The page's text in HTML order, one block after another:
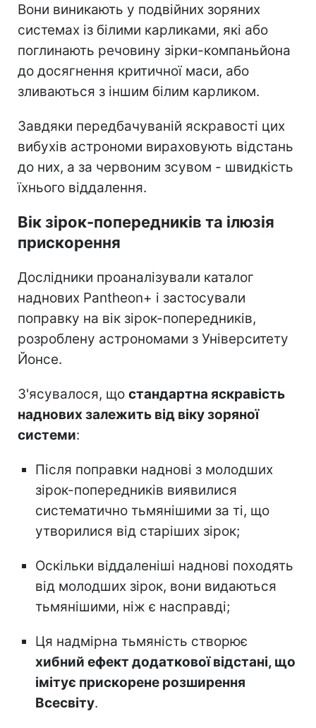
Вони виникають у подвійних зоряних
системах із білими карликами, які або
поглинають речовину зірки-компаньйона
до досягнення критичної маси, або
зливаються з іншим білим карликом.
Завдяки передбачуваній яскравості цих
вибухів астрономи вираховують відстань
до них, а за червоним зсувом - швидкість
їхнього віддалення.
Вік зірок-попередників та ілюзія
прискорення
Дослідники проаналізували каталог
наднових Pantheon+ і застосували
поправку на вік зірок-попередників,
розроблену астрономами з Університету
Йонсе.
З'ясувалося, що стандартна яскравість
наднових залежить від віку зоряної
системи:
Після поправки наднові з молодших
зірок-попередників виявилися
систематично тьмянішими за ті, що
утворилися від старіших зірок;
Оскільки віддаленіші наднові походять
від молодших зірок, вони видаються
тьмянішими, ніж є насправді;
Ця надмірна тьмяність створює
хибний ефект додаткової відстані, що
імітує прискорене розширення
Всесвіту.